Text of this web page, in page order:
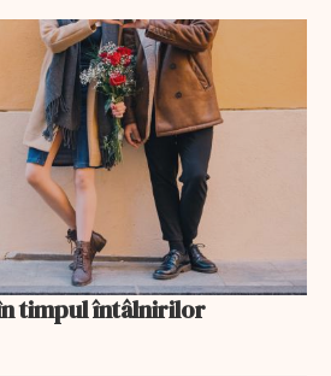
timpul întâlnirilor